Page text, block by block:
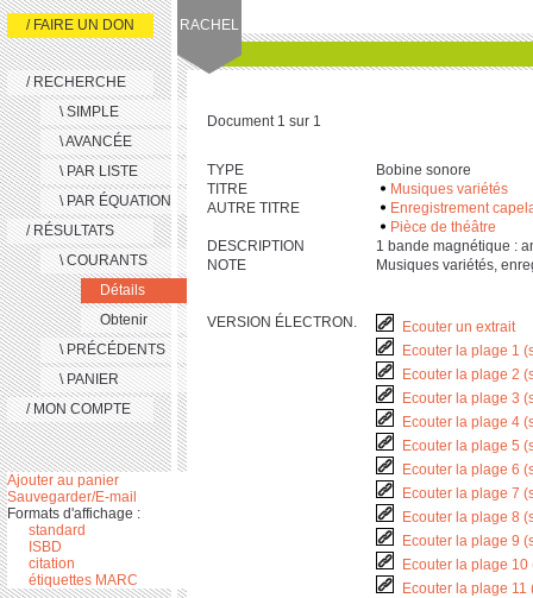
RACHEL
/ FAIRE UN DON
/ RECHERCHE
\ SIMPLE
\ AVANCÉE
\ PAR LISTE
\ PAR ÉQUATION
/ RÉSULTATS
\ COURANTS
Détails
Obtenir
\ PRÉCÉDENTS
\ PANIER
/ MON COMPTE
Ajouter au panier
Sauvegarder/E-mail
Formats d'affichage :
standard
ISBD
citation
étiquettes MARC
Document 1 sur 1
TYPE
Bobine sonore
TITRE
Musiques variétés
AUTRE TITRE
Enregistrement
Pièce de théâtre
DESCRIPTION
‎1 bande magnétique :
NOTE
Musiques variétés,
VERSION ÉLECTRON.
Ecouter un extrait
Ecouter la plage 1
Ecouter la plage 2
Ecouter la plage 3
Ecouter la plage 4
Ecouter la plage 5
Ecouter la plage 6
Ecouter la plage 7
Ecouter la plage 8
Ecouter la plage 9
Ecouter la plage
Ecouter la plage